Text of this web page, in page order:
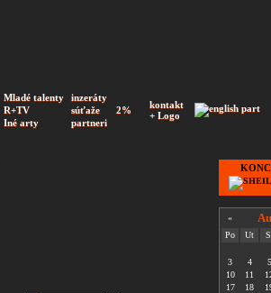
Mladé talenty
inzeráty
2%
kontakt
+ Logo
R+TV
súťaže
Iné arty partneri
«
Po Ut
3
4 5
10
11
17
18